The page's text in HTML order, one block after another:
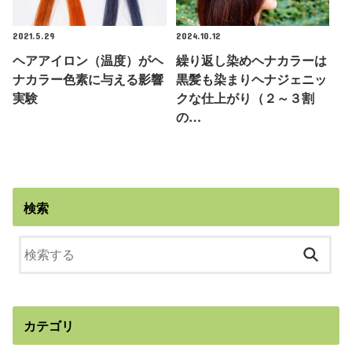
2021.5.29
ヘアアイロン（温度）がヘ
ナカラー色素に与える影響
実験
2024.10.12
繰り返し染めヘナカラーは
黒髪も染まりヘナジェニッ
クな仕上がり（２～３割
の…
検索
カテゴリ